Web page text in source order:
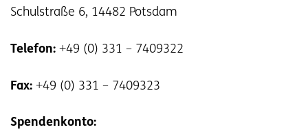
Schulstraße 6, 14482 Potsdam
Telefon: +49 (0) 331 – 7409322
Fax: +49 (0) 331 – 7409323
Spendenkonto: